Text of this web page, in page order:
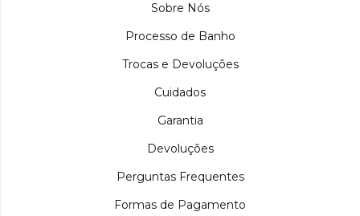
Sobre Nós
Processo de Banho
Trocas e Devoluções
Cuidados
Garantia
Devoluções
Perguntas Frequentes
Formas de Pagamento